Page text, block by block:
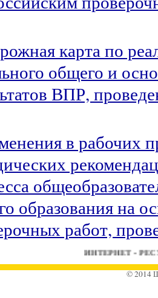
карта по
общего и
ВПР,
в рабочих
образования на
работ,
ИНТЕРНЕТ -
© 2014